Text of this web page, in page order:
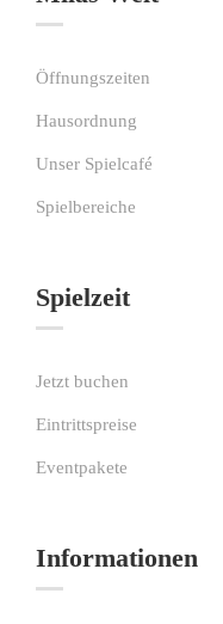
Öffnungszeiten
Hausordnung
Unser Spielcafé
Spielbereiche
Spielzeit
Jetzt buchen
Eintrittspreise
Eventpakete
Informationen